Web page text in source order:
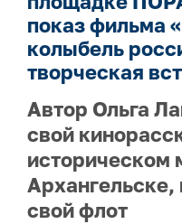
показ фильма
колыбель
творческая
Автор Ольга
свой
историческом
Архангельске,
свой флот